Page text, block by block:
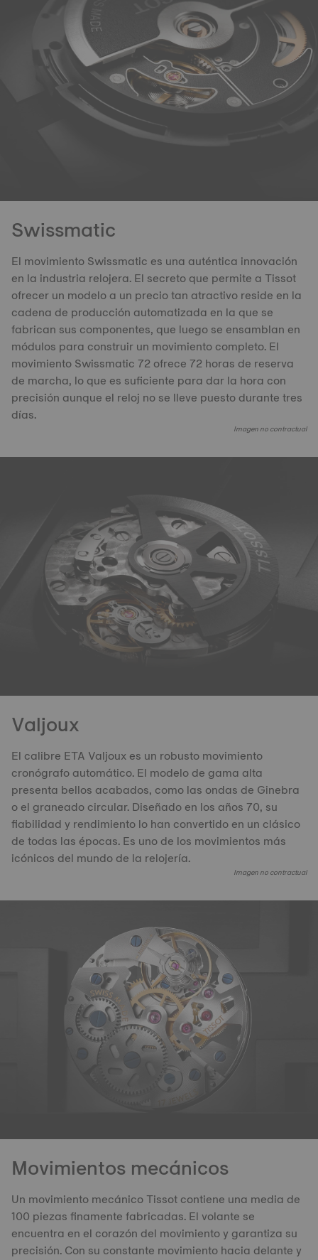
Swissmatic
El movimiento Swissmatic es una auténtica innovación
en la industria relojera. El secreto que permite a Tissot
ofrecer un modelo a un precio tan atractivo reside en la
cadena de producción automatizada en la que se
fabrican sus componentes, que luego se ensamblan en
módulos para construir un movimiento completo. El
movimiento Swissmatic 72 ofrece 72 horas de reserva
de marcha, lo que es suficiente para dar la hora con
precisión aunque el reloj no se lleve puesto durante tres
días.
Imagen no contractual
Valjoux
El calibre ETA Valjoux es un robusto movimiento
cronógrafo automático. El modelo de gama alta
presenta bellos acabados, como las ondas de Ginebra
o el graneado circular. Diseñado en los años 70, su
fiabilidad y rendimiento lo han convertido en un clásico
de todas las épocas. Es uno de los movimientos más
icónicos del mundo de la relojería.
Imagen no contractual
Movimientos mecánicos
Un movimiento mecánico Tissot contiene una media de
100 piezas finamente fabricadas. El volante se
encuentra en el corazón del movimiento y garantiza su
precisión. Con su constante movimiento hacia delante y